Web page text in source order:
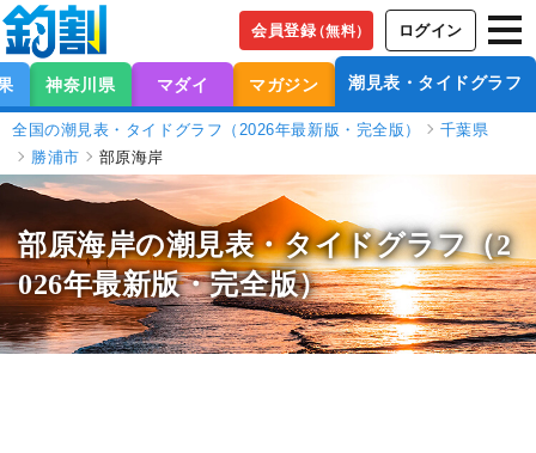
会員登録（無料） ログイン
神奈川県 マダイ マガジン 潮見表・タイドグラフ
全国の潮見表・タイドグラフ（2026年最新版・完全版）
千葉県
勝浦市
部原海岸
部原海岸の潮見表・タイドグラフ（2
026年最新版・完全版）